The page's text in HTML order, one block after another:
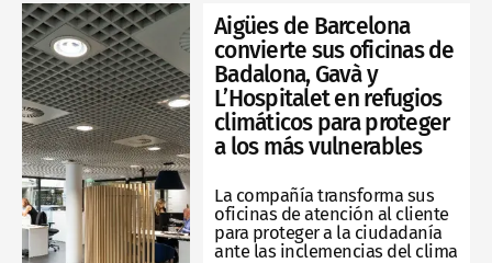
Aigües de Barcelona
convierte sus oficinas de
Badalona, Gavà y
L’Hospitalet en refugios
climáticos para proteger
a los más vulnerables
La compañía transforma sus
oficinas de atención al cliente
para proteger a la ciudadanía
ante las inclemencias del clima